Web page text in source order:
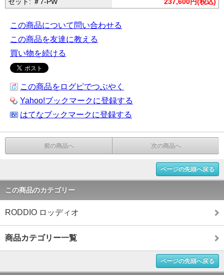
この商品について問い合わせる
この商品を友達に教える
買い物を続ける
この商品をログピでつぶやく
Yahoo!ブックマークに登録する
はてなブックマークに登録する
前の商品へ 次の商品へ
ページの先頭へ戻る
この商品のカテゴリー
RODDIO ロッディオ
商品カテゴリー一覧
ページの先頭へ戻る